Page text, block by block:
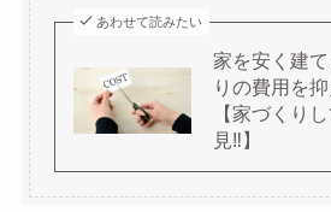
あわせて読みたい
家を安く建
りの費用を
【家づくり
見‼】